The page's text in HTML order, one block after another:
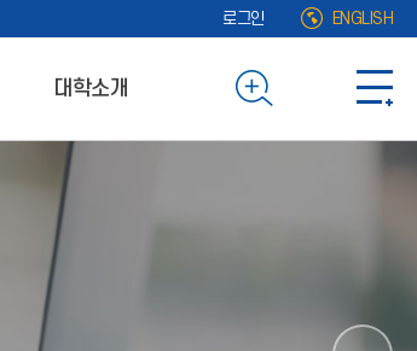
로그인 ENGLISH
대학소개